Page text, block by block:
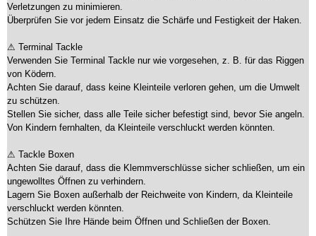
Verletzungen zu minimieren.
Überprüfen Sie vor jedem Einsatz die Schärfe und Festigkeit der Haken.
⚠ Terminal Tackle
Verwenden Sie Terminal Tackle nur wie vorgesehen, z. B. für das Riggen
von Ködern.
Achten Sie darauf, dass keine Kleinteile verloren gehen, um die Umwelt
zu schützen.
Stellen Sie sicher, dass alle Teile sicher befestigt sind, bevor Sie angeln.
Von Kindern fernhalten, da Kleinteile verschluckt werden könnten.
⚠ Tackle Boxen
Achten Sie darauf, dass die Klemmverschlüsse sicher schließen, um ein
ungewolltes Öffnen zu verhindern.
Lagern Sie Boxen außerhalb der Reichweite von Kindern, da Kleinteile
verschluckt werden könnten.
Schützen Sie Ihre Hände beim Öffnen und Schließen der Boxen.